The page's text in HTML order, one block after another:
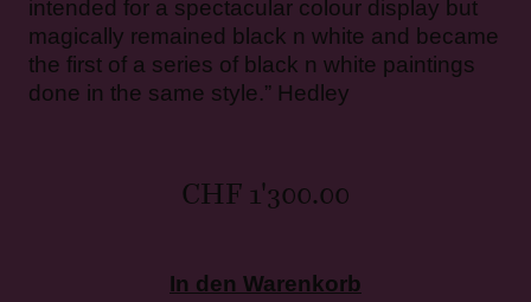
intended for a spectacular colour display but
magically remained black n white and became
the first of a series of black n white paintings
done in the same style.” Hedley
CHF 1'300.00
In den Warenkorb